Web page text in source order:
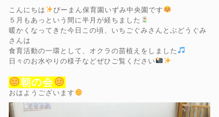
こんにちは
ぴーまん保育園いずみ中央園です
５月もあっという間に半月が経ちました
暖かくなってきた今日この頃、いちごぐみさんとぶどうぐみ
さんは
食育活動の一環として、オクラの苗植えをしました
日々のお水やりの様子などぜひご覧ください
朝の会
おはようございます